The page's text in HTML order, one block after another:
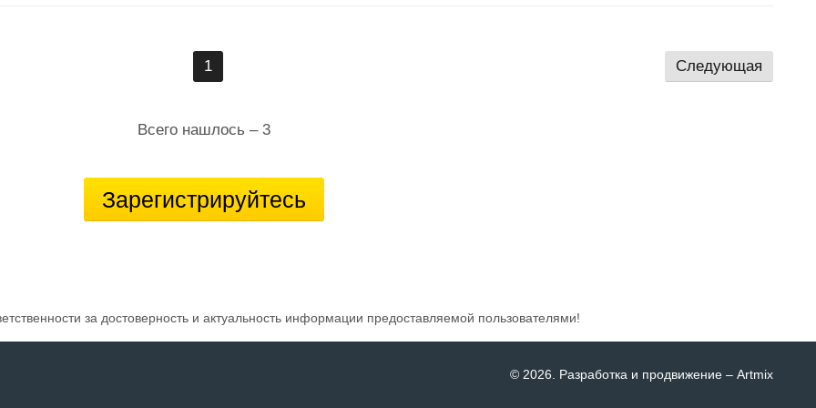
1 Следующая
Всего нашлось – 3
Зарегистрируйтесь
за достоверность и актуальность информации предоставляемой пользователями!
© 2026 . Разработка и продвижение – Artmix